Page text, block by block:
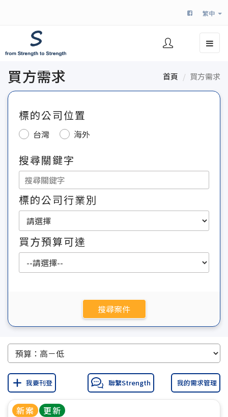
繁中
Toggle
買方需求 首頁 買方需求
標的公司位置
台灣 海外
搜尋關鍵字
標的公司行業別
買方預算可達
搜尋案件
我要刊登 聯繫Strength 我的需求管理
新案 更新